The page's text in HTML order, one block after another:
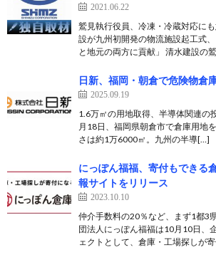
2021.06.22
鷲見執行役員、冷凍・冷蔵対応に
設が九州初開発の物流施設起工式
と地元の両方に貢献」 清水建設の
日新、福岡・朝倉で危険物倉
2025.09.19
1.6万㎡の用地取得、半導体関連の
月18日、福岡県朝倉市で倉庫用地
さは約1万6000㎡。九州の半導[…]
にっぽん福福、寄付もできる
報サイトをリリース
2023.10.10
仲介手数料の20％など、まず1都3
団法人にっぽん福福は10月10日、
ェクトとして、倉庫・工場探しが